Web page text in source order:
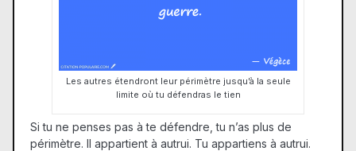
Les autres étendront leur périmètre jusqu’à la seule
limite où tu défendras le tien
Si tu ne penses pas à te défendre, tu n’as plus de
périmètre. Il appartient à autrui. Tu appartiens à autrui.